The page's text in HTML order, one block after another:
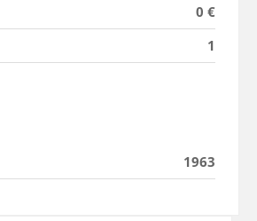
0 €
1
1963